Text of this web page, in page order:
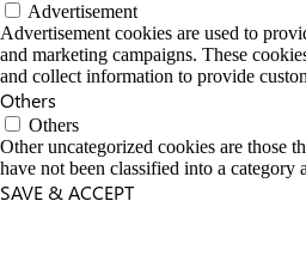
Advertisement
Advertisement cookies are used to
and marketing campaigns. These
and collect information to provide
Others
Others
Other uncategorized cookies are those
have not been classified into a category
SAVE & ACCEPT